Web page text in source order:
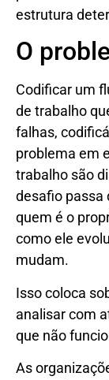
estrutura
O
Codificar um
de trabalho
falhas,
problema em
trabalho são
desafio passa
quem é o
como ele
mudam.
Isso coloca
analisar com
que não
As